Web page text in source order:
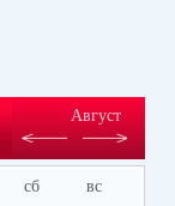
Август
сб вс